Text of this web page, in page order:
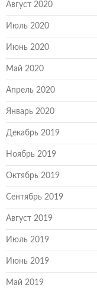
Август 2020
Июль 2020
Июнь 2020
Май 2020
Апрель 2020
Январь 2020
Декабрь 2019
Ноябрь 2019
Октябрь 2019
Сентябрь 2019
Август 2019
Июль 2019
Июнь 2019
Май 2019